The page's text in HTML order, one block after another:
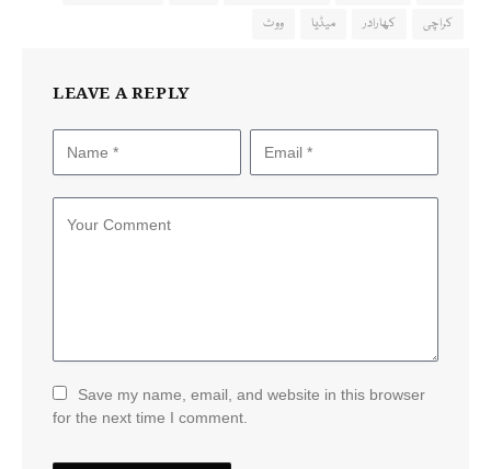
کراچی
کھارادر میڈیا ووٹ
LEAVE A REPLY
Save my name, email, and website in this browser
for the next time I comment.